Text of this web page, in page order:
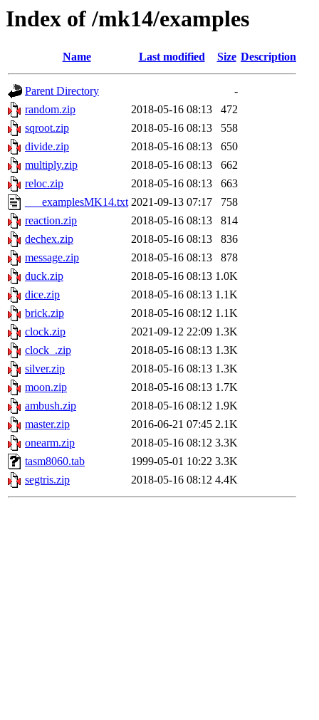
Index of /mk14/examples
Name Last modified Size Description
Parent Directory
-
random.zip
2018-05-16 08:13
472
sqroot.zip
2018-05-16 08:13
558
divide.zip
2018-05-16 08:13
650
multiply.zip
2018-05-16 08:13
662
reloc.zip
2018-05-16 08:13
663
___examplesMK14.txt 2021-09-13 07:17
758
reaction.zip
2018-05-16 08:13
814
dechex.zip
2018-05-16 08:13
836
message.zip
2018-05-16 08:13
878
duck.zip
2018-05-16 08:13 1.0K
dice.zip
2018-05-16 08:13 1.1K
brick.zip
2018-05-16 08:12 1.1K
clock.zip
2021-09-12 22:09 1.3K
clock_.zip
2018-05-16 08:13 1.3K
silver.zip
2018-05-16 08:13 1.3K
moon.zip
2018-05-16 08:13 1.7K
ambush.zip
2018-05-16 08:12 1.9K
master.zip
2016-06-21 07:45 2.1K
onearm.zip
2018-05-16 08:12 3.3K
tasm8060.tab
1999-05-01 10:22 3.3K
segtris.zip
2018-05-16 08:12 4.4K